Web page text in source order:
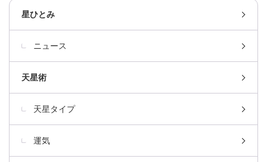
星ひとみ
ニュース
天星術
天星タイプ
運気